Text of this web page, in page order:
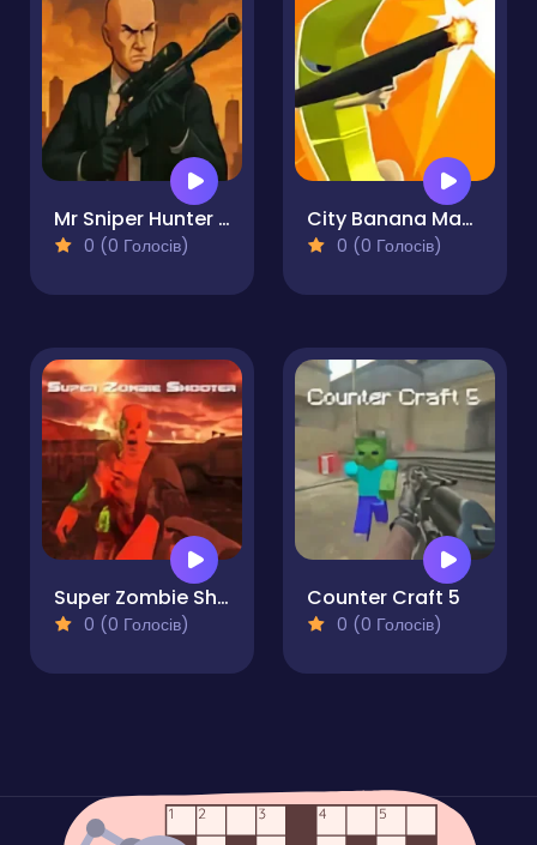
Mr Sniper Hunter Frenzy
0 (0 Голосів)
City Banana Man Agent
0 (0 Голосів)
Super Zombie Shooter
0 (0 Голосів)
Counter Craft 5
0 (0 Голосів)